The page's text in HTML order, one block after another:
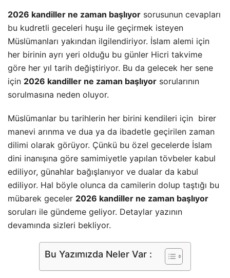
2026 kandiller ne zaman başlıyor sorusunun cevapları
bu kudretli geceleri huşu ile geçirmek isteyen
Müslümanları yakından ilgilendiriyor. İslam alemi için
her birinin ayrı yeri olduğu bu günler Hicri takvime
göre her yıl tarih değiştiriyor. Bu da gelecek her sene
için 2026 kandiller ne zaman başlıyor sorularının
sorulmasına neden oluyor.
Müslümanlar bu tarihlerin her birini kendileri için birer
manevi arınma ve dua ya da ibadetle geçirilen zaman
dilimi olarak görüyor. Çünkü bu özel gecelerde İslam
dini inanışına göre samimiyetle yapılan tövbeler kabul
ediliyor, günahlar bağışlanıyor ve dualar da kabul
ediliyor. Hal böyle olunca da camilerin dolup taştığı bu
mübarek geceler 2026 kandiller ne zaman başlıyor
soruları ile gündeme geliyor. Detaylar yazının
devamında sizleri bekliyor.
Bu Yazımızda Neler Var :